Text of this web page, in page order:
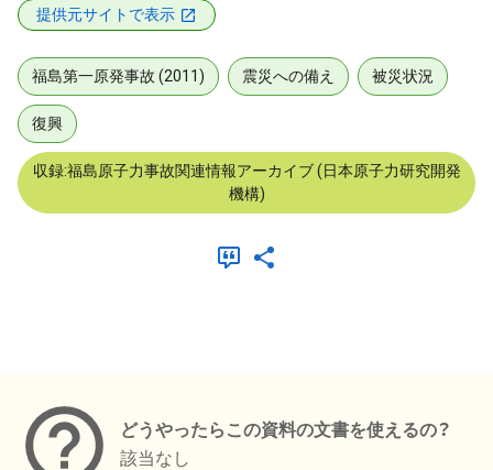
提供元サイトで表示
福島第一原発事故 (2011) 震災への備え 被災状況
復興
収録:福島原子力事故関連情報アーカイブ (日本原子力研究開発
機構)
どうやったらこの資料の文書を使えるの？
該当なし